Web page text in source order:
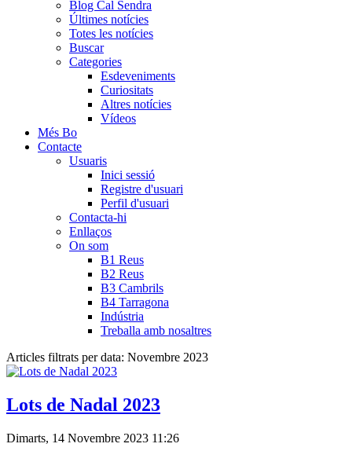
Blog Cal Sendra
Últimes notícies
Totes les notícies
Buscar
Categories
Esdeveniments
Curiositats
Altres notícies
Vídeos
Més Bo
Contacte
Usuaris
Inici sessió
Registre d'usuari
Perfil d'usuari
Contacta-hi
Enllaços
On som
B1 Reus
B2 Reus
B3 Cambrils
B4 Tarragona
Indústria
Treballa amb nosaltres
Articles filtrats per data: Novembre 2023
Lots de Nadal 2023
Dimarts, 14 Novembre 2023 11:26